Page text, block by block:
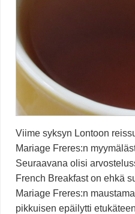
Viime syksyn Lontoon
Mariage Freres:n
Seuraavana olisi
French Breakfast on ehkä
Mariage Freres:n
pikkuisen epäilytti